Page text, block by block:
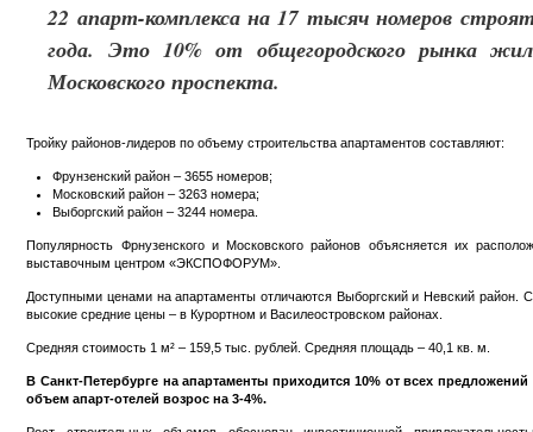
22 апарт-комплекса на 17 тысяч номеров
года. Это 10% от общегородского рынка
Московского проспекта.
Тройку районов-лидеров по объему строительства апартаментов составляют:
Фрунзенский район – 3655 номеров;
Московский район – 3263 номера;
Выборгский район – 3244 номера.
Популярность Фрнузенского и Московского районов объясняется их
выставочным центром «ЭКСПОФОРУМ».
Доступными ценами на апартаменты отличаются Выборгский и Невский район.
высокие средние цены – в Курортном и Василеостровском районах.
Средняя стоимость 1 м² – 159,5 тыс. рублей. Средняя площадь – 40,1 кв. м.
В Санкт-Петербурге на апартаменты приходится 10% от всех
объем апарт-отелей возрос на 3-4%.